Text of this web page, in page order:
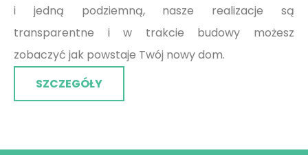
estetyczny, trwały chodnik i podjazd do garażu,
które wykonane są kostki brukowej. Kameralny
układ zabudowy sprzyja prywatności i
spokojnemu wypoczynkowi.
i jedną podziemną, nasze realizacje są
transparentne i w trakcie budowy możesz
zobaczyć jak powstaje Twój nowy dom.
SZCZEGÓŁY